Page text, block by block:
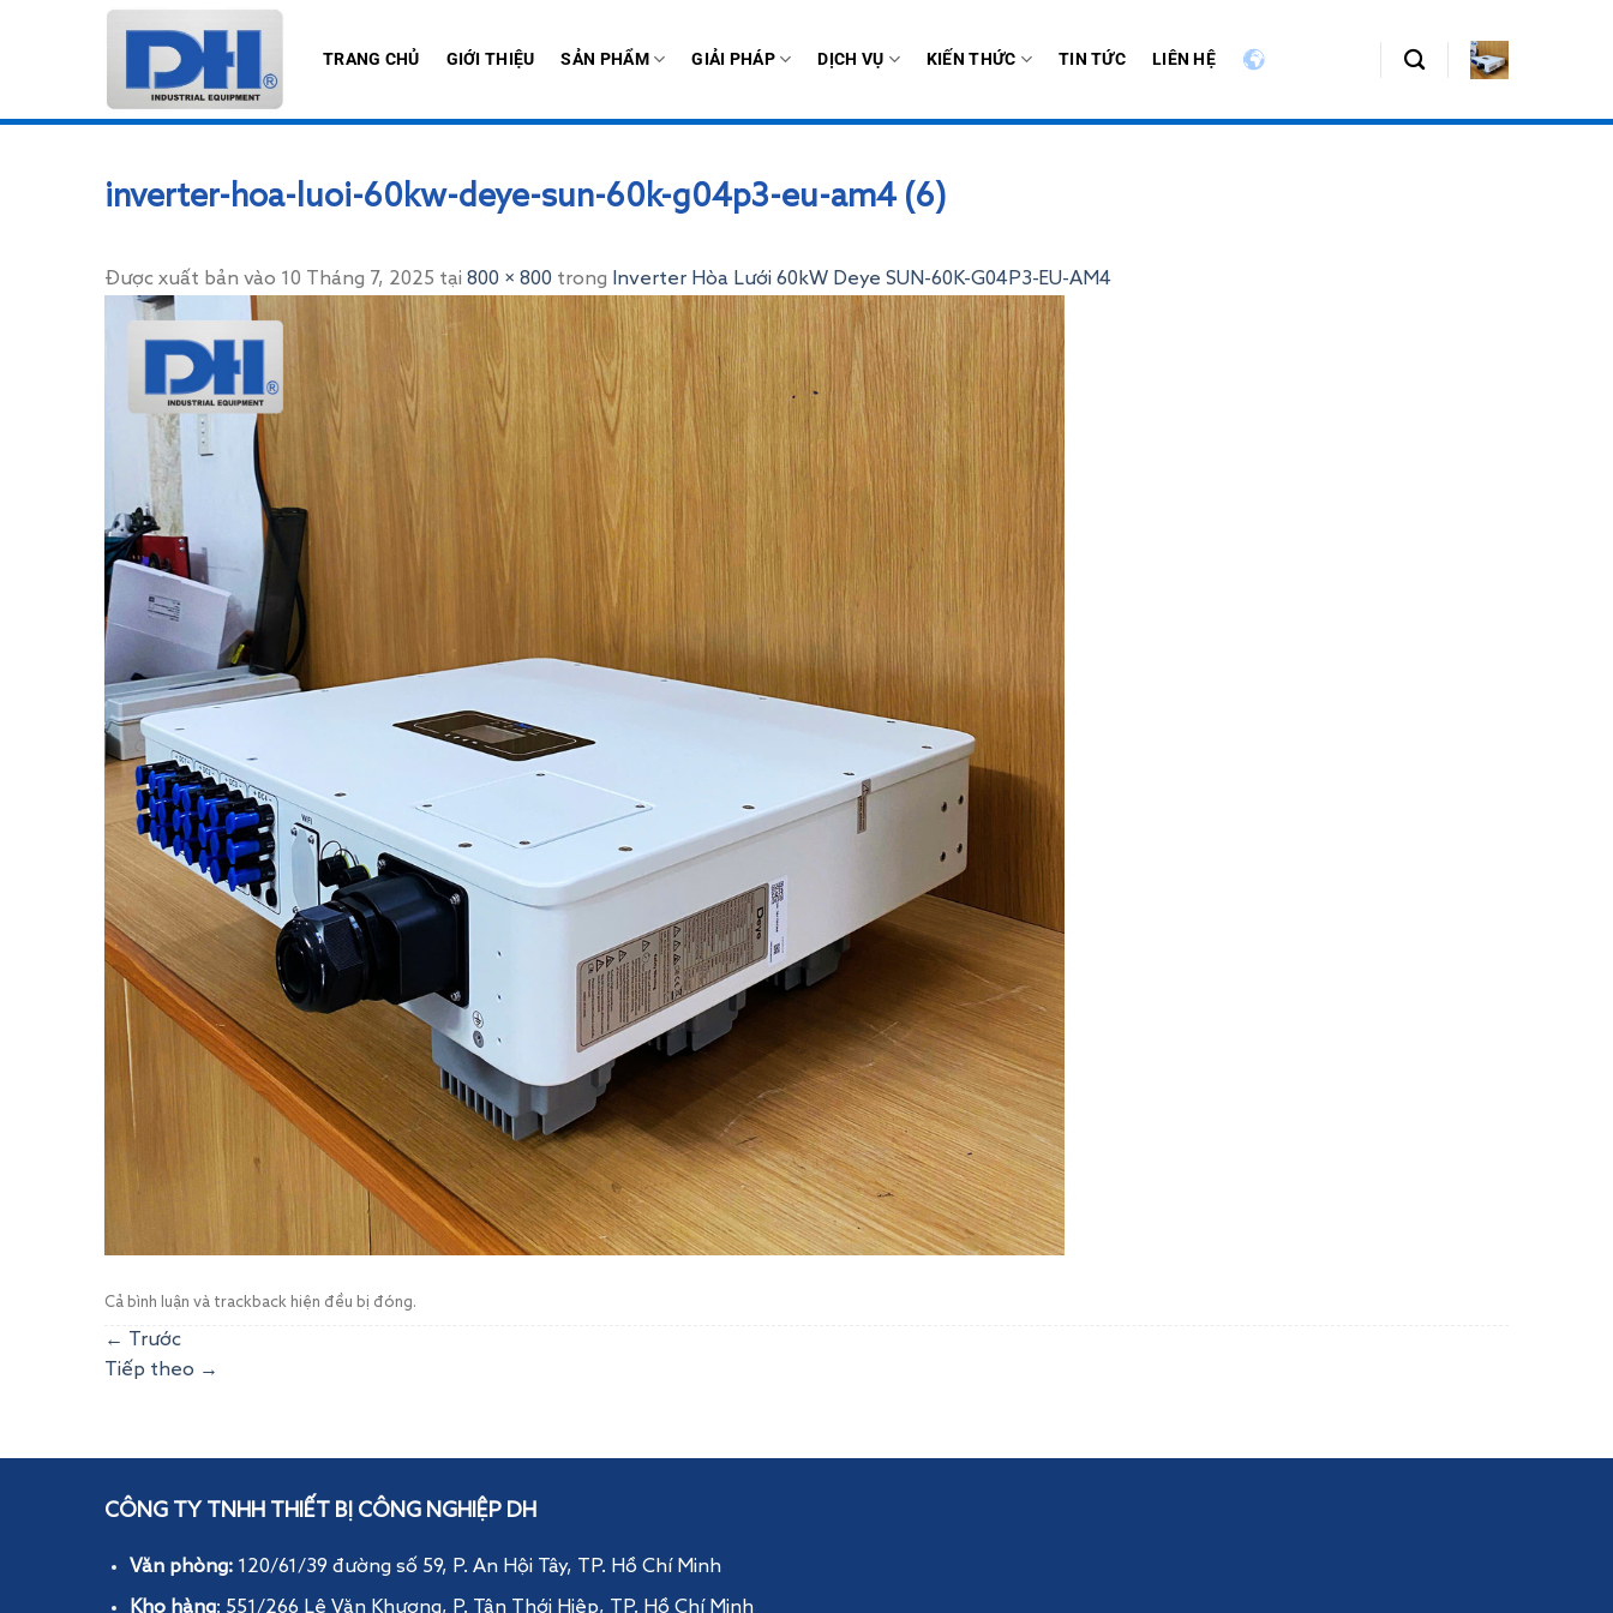
TRANG CHỦ GIỚI THIỆU SẢN PHẨM GIẢI PHÁP DỊCH VỤ KIẾN THỨC TIN TỨC LIÊN HỆ
inverter-hoa-luoi-60kw-deye-sun-60k-g04p3-eu-am4 (6)
Được xuất bản vào 10 Tháng 7, 2025 tại 800 × 800 trong Inverter Hòa Lưới 60kW Deye SUN-60K-G04P3-EU-AM4
Cả bình luận và trackback hiện đều bị đóng.
←
Trước
Tiếp theo →
CÔNG TY TNHH THIẾT BỊ CÔNG NGHIỆP DH
Văn phòng: 120/61/39 đường số 59, P. An Hội Tây, TP. Hồ Chí Minh
Kho hàng: 551/266 Lê Văn Khương, P. Tân Thới Hiệp, TP. Hồ Chí Minh